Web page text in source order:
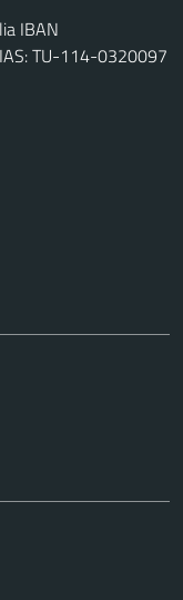
IBAN
TU-114-0320097